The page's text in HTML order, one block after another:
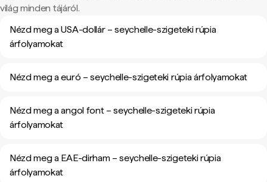
világ minden tájáról.
Nézd meg a USA-dollár – seychelle-szigeteki rúpia
árfolyamokat
Nézd meg a euró – seychelle-szigeteki rúpia árfolyamokat
Nézd meg a angol font – seychelle-szigeteki rúpia
árfolyamokat
Nézd meg a EAE-dirham – seychelle-szigeteki rúpia
árfolyamokat